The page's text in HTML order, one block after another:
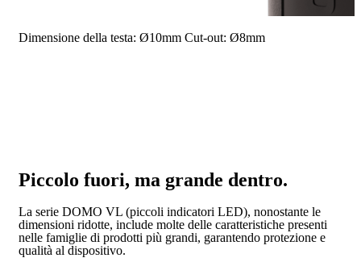
Dimensione della testa: Ø10mm Cut-out: Ø8mm
Piccolo fuori, ma grande dentro.
La serie DOMO VL (piccoli indicatori LED), nonostante le
dimensioni ridotte, include molte delle caratteristiche presenti
nelle famiglie di prodotti più grandi, garantendo protezione e
qualità al dispositivo.